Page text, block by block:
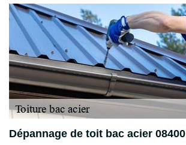
Dépannage de toit bac acier 08400